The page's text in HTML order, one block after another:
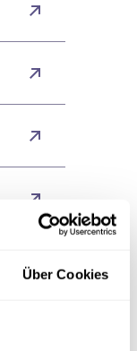
Über Cookies